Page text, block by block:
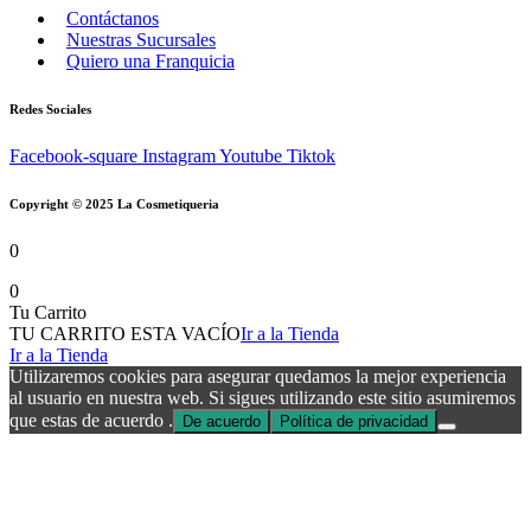
Contáctanos
Nuestras Sucursales
Quiero una Franquicia
Redes Sociales
Facebook-square InstagramYoutube Tiktok
Copyright © 2025 La Cosmetiqueria
0
0
Tu Carrito
TU CARRITO ESTA VACÍOIr a la Tienda
Ir a la Tienda
Utilizaremos cookies para asegurar quedamos la mejor experiencia
al usuario en nuestra web. Si sigues utilizando este sitio asumiremos
que estas de acuerdo .
De acuerdo Política de privacidad